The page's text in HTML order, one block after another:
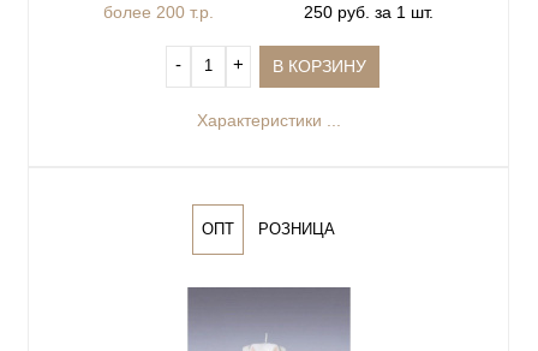
более 200 т.р.
250 руб. за 1 шт.
‐ + В КОРЗИНУ
Характеристики ...
ОПТ РОЗНИЦА